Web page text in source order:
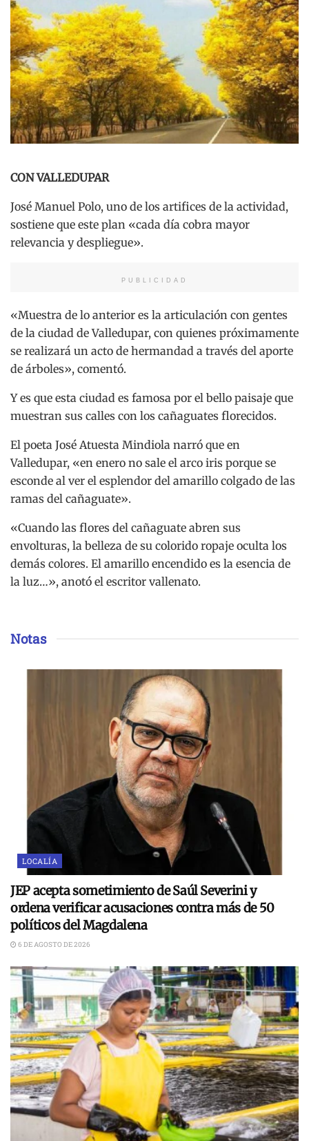
CON VALLEDUPAR
José Manuel Polo, uno de los artifices de la actividad,
sostiene que este plan «cada día cobra mayor
relevancia y despliegue».
PUBLICIDAD
«Muestra de lo anterior es la articulación con gentes
de la ciudad de Valledupar, con quienes próximamente
se realizará un acto de hermandad a través del aporte
de árboles», comentó.
Y es que esta ciudad es famosa por el bello paisaje que
muestran sus calles con los cañaguates florecidos.
El poeta José Atuesta Mindiola narró que en
Valledupar, «en enero no sale el arco iris porque se
esconde al ver el esplendor del amarillo colgado de las
ramas del cañaguate».
«Cuando las flores del cañaguate abren sus
envolturas, la belleza de su colorido ropaje oculta los
demás colores. El amarillo encendido es la esencia de
la luz…», anotó el escritor vallenato.
Notas
LOCALÍA
JEP acepta sometimiento de Saúl Severini y
ordena verificar acusaciones contra más de 50
políticos del Magdalena
6 DE AGOSTO DE 2026